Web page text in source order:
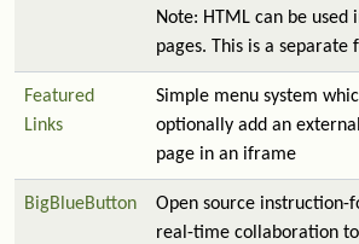
Note: HTML can be used
pages. This is a separate
Featured
Links
Simple menu system
optionally add an
page in an iframe
BigBlueButton
Open source instruction-
real-time collaboration